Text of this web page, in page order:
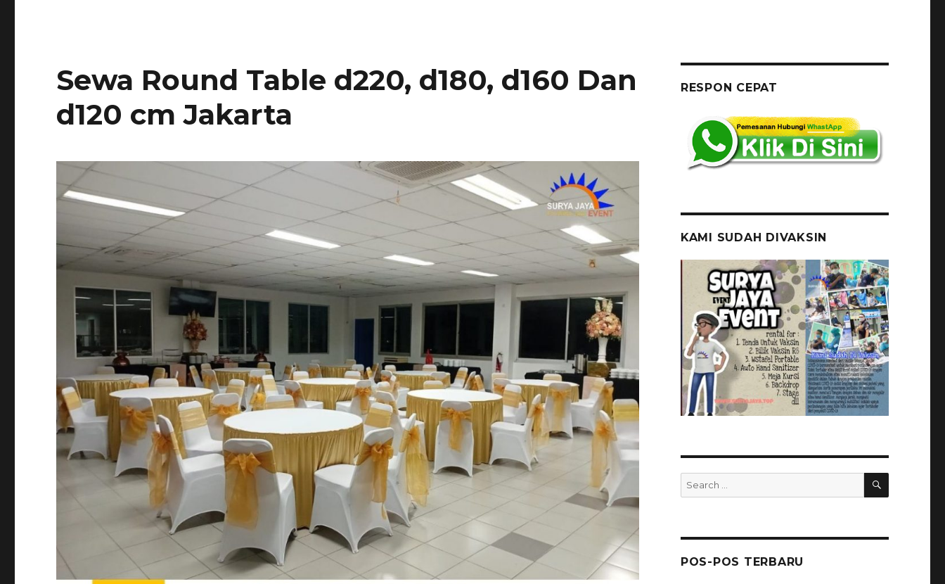
Sewa Round Table d220, d180, d160 Dan
d120 cm Jakarta
RESPON CEPAT
KAMI SUDAH DIVAKSIN
Search
for:
SEARCH
POS-POS TERBARU